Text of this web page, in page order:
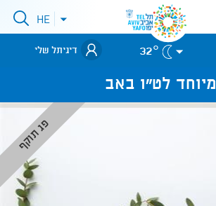
לאתר עיריית
תל-אביב
פתיחתHE
32° דיגיתל שלי
מיוחד לט"ו באב
פג תוקף